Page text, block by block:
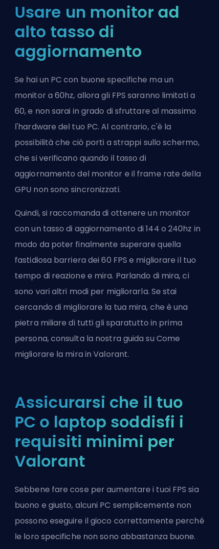
Usare un monitor ad
alto tasso di
aggiornamento
Se hai un PC con buone specifiche ma un
monitor a 60hz, allora gli FPS saranno limitati a
60, e non sarai in grado di sfruttare al massimo
l'hardware del tuo PC. Al contrario, c'è la
possibilità che ciò porti a strappi sullo schermo,
che si verificano quando il tasso di
aggiornamento del monitor e il frame rate della
GPU non sono sincronizzati.
Quindi, si raccomanda di ottenere un monitor
con un tasso di aggiornamento di 144 o 240hz in
modo da poter finalmente superare quella
fastidiosa barriera dei 60 FPS e migliorare il tuo
tempo di reazione e mira. Parlando di mira, ci
sono vari altri modi per migliorarla. Se stai
cercando di migliorare la tua mira, che è una
pietra miliare di tutti gli sparatutto in prima
persona, consulta la nostra guida su Come
migliorare la mira in Valorant.
Assicurarsi che il tuo
PC o laptop soddisfi i
requisiti minimi per
Valorant
Sebbene fare cose per aumentare i tuoi FPS sia
buono e giusto, alcuni PC semplicemente non
possono eseguire il gioco correttamente perché
le loro specifiche non sono abbastanza buone.